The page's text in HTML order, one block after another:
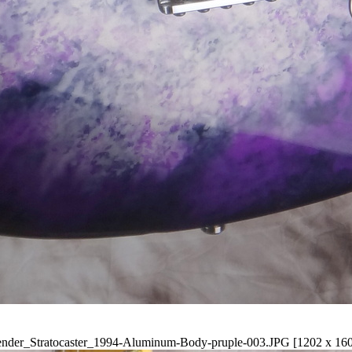
Aluminum-Body-pruple-003.JPG [1202 x